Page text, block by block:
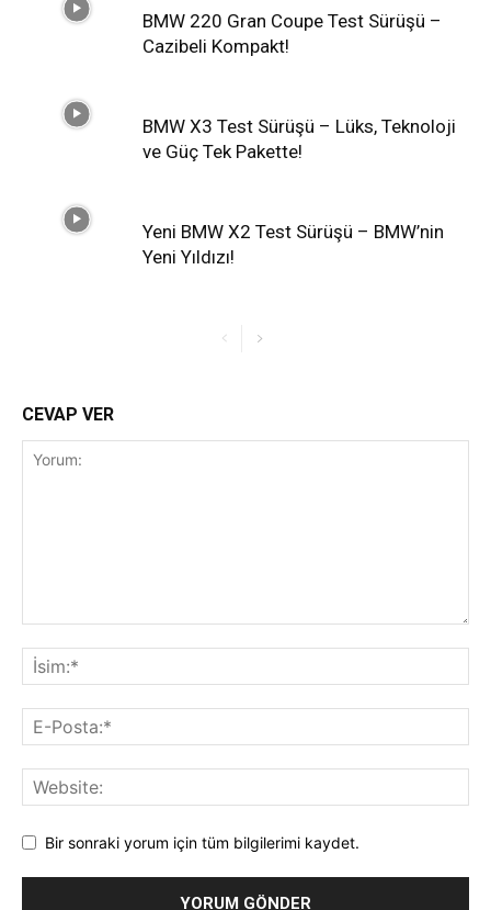
BMW 220 Gran Coupe Test Sürüşü –
Cazibeli Kompakt!
BMW X3 Test Sürüşü – Lüks, Teknoloji
ve Güç Tek Pakette!
Yeni BMW X2 Test Sürüşü – BMW’nin
Yeni Yıldızı!
CEVAP VER
Bir sonraki yorum için tüm bilgilerimi kaydet.